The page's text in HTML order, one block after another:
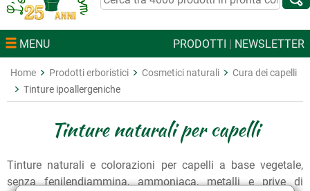
MENU PRODOTTI | NEWSLETTER
Home Prodotti erboristici Cosmetici naturali
Cura dei capelli
Tinture ipoallergeniche
Tinture naturali per capelli
Tinture naturali e colorazioni per capelli a base vegetale,
senza fenilendiammina, ammoniaca, metalli e prive di